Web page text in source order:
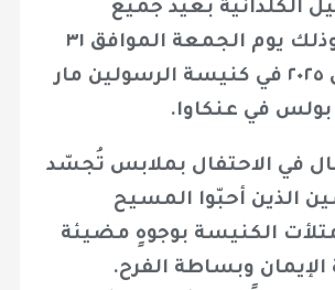
الكلدانية بعيد جميع
القديسين، وذلك يوم الجمعة الموافق ٣١
تشرين الأول ٢٠٢٥ في كنيسة الرسولين مار
في عنكاوا.
في الاحتفال بملابس تُجسّد
الذين أحبّوا المسيح
الكنيسة بوجوهٍ مضيئة
الإيمان وبساطة الفرح.